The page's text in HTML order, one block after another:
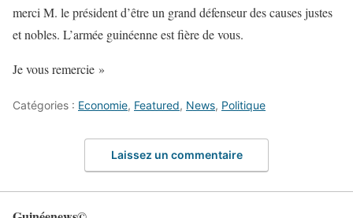
merci M. le président d’être un grand défenseur des causes justes
et nobles. L’armée guinéenne est fière de vous.
Je vous remercie »
Catégories : Economie, Featured, News, Politique
Laissez un commentaire